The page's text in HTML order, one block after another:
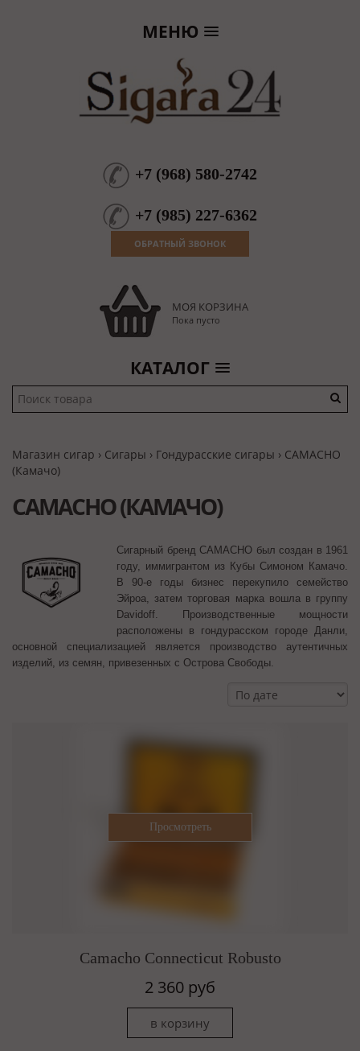
МЕНЮ
+7 (968) 580-2742
+7 (985) 227-6362
ОБРАТНЫЙ ЗВОНОК
МОЯ КОРЗИНА
Пока пусто
КАТАЛОГ
Магазин сигар › Сигары › Гондурасские сигары › CAMACHO
(Камачо)
CAMACHO (КАМАЧО)
Сигарный бренд CAMACHO был создан в 1961
году, иммигрантом из Кубы Симоном Камачо.
В 90-е годы бизнес перекупило семейство
Эйроа, затем торговая марка вошла в группу
Davidoff. Производственные мощности
расположены в гондурасском городе Данли,
основной специализацией является производство аутентичных
изделий, из семян, привезенных с Острова Свободы.
Camacho Connecticut Robusto
2 360 руб
в корзину